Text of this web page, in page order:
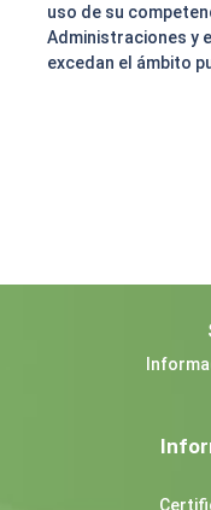
uso de su
Administraciones y
excedan el ámbito